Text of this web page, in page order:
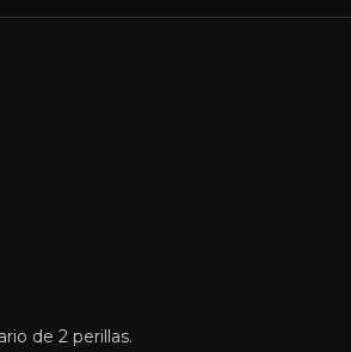
de 2 perillas.